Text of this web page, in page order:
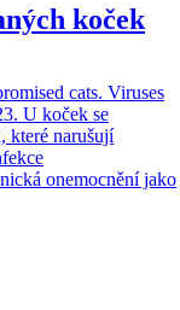
koček
cats. Viruses
U koček se
které narušují
onemocnění jako